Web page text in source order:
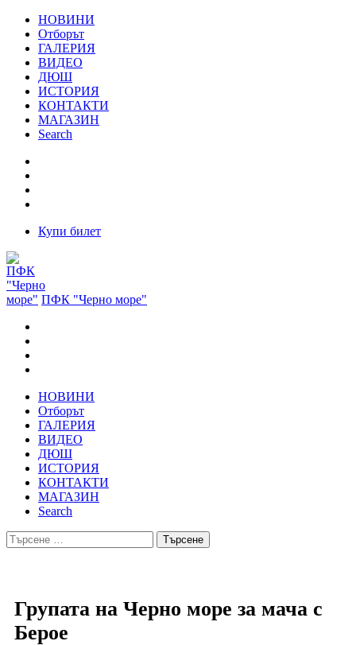
НОВИНИ
Отборът
ГАЛЕРИЯ
ВИДЕО
ДЮШ
ИСТОРИЯ
КОНТАКТИ
МАГАЗИН
Search
Купи билет
ПФК "Черно море"
НОВИНИ
Отборът
ГАЛЕРИЯ
ВИДЕО
ДЮШ
ИСТОРИЯ
КОНТАКТИ
МАГАЗИН
Search
Търсене
за:
Групата на Черно море за мача с
Берое